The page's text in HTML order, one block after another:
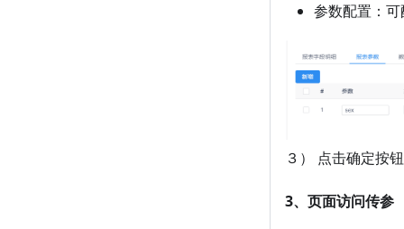
参数配置：
３） 点击确定按
3、页面访问传参